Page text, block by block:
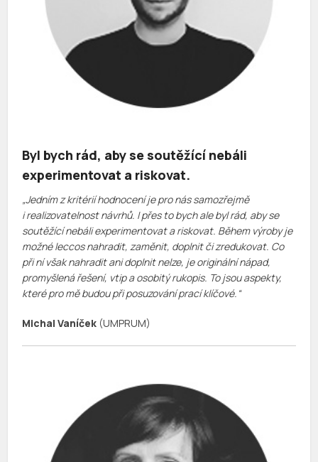
Byl bych rád, aby se soutěžící nebáli
experimentovat a riskovat.
„Jedním z kritérií hodnocení je pro nás samozřejmě
i realizovatelnost návrhů. I přes to bych ale byl rád, aby se
soutěžící nebáli experimentovat a riskovat. Během výroby je
možné leccos nahradit, zaměnit, doplnit či zredukovat. Co
při ní však nahradit ani doplnit nelze, je originální nápad,
promyšlená řešení, vtip a osobitý rukopis. To jsou aspekty,
které pro mě budou při posuzování prací klíčové.“
Michal Vaníček (UMPRUM)